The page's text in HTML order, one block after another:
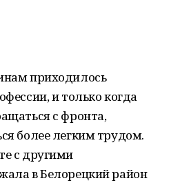
приходилось
и только когда
с фронта,
более легким трудом.
с другими
в Белорецкий район